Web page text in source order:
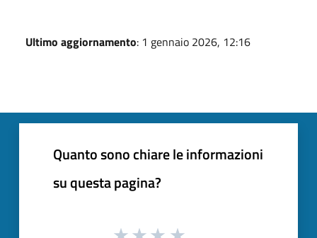
Ultimo aggiornamento: 1 gennaio 2026, 12:16
Quanto sono chiare le informazioni
su questa pagina?